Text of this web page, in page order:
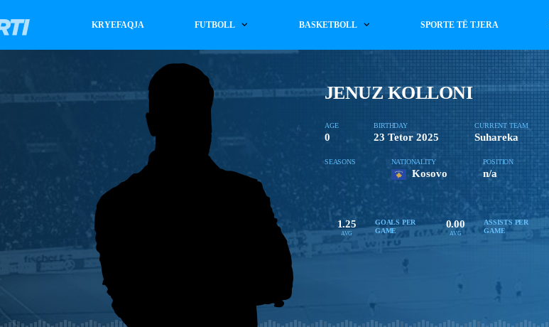
KRYEFAQJA FUTBOLL BASKETBOLL SPORTE TË TJERA
JENUZ KOLLONI
AGE
0
BIRTHDAY
23 Tetor 2025
CURRENT TEAM
Suhareka
SEASONS NATIONALITY
Kosovo
POSITION
n/a
1.25
AVG
GOALS PER
GAME
0.00
AVG
ASSISTS PER
GAME